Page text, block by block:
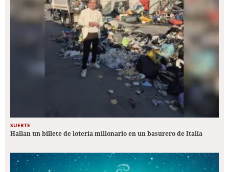
SUERTE
Hallan un billete de lotería millonario en un basurero de Italia